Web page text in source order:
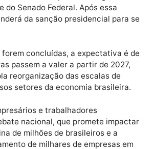
se limita ao segmento de
lojas comerciais,
shopping centers também
internos para avaliar possíveis
operações.
Câmara dos Deputados e agora
do Senado Federal. Após essa
da sanção presidencial para